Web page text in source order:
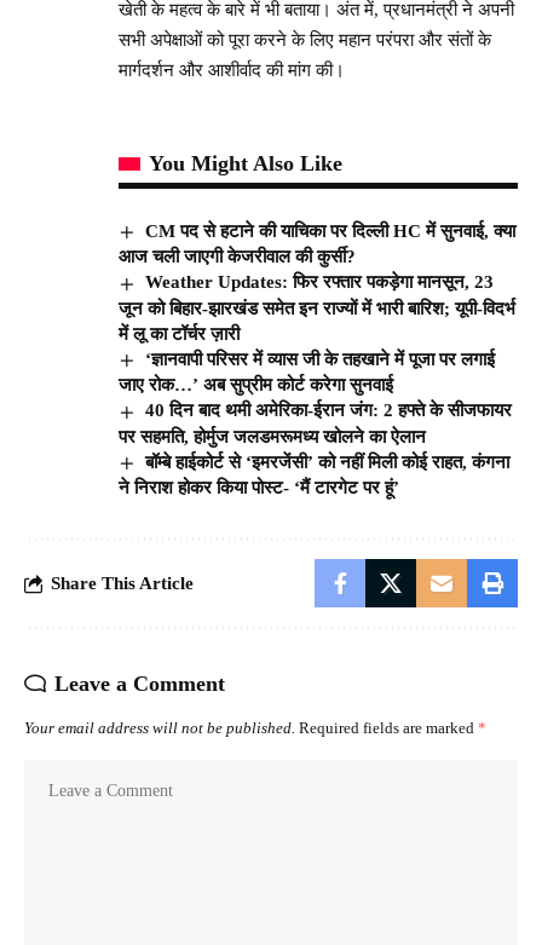
खेती के महत्व के बारे में भी बताया। अंत में, प्रधानमंत्री ने अपनी
सभी अपेक्षाओं को पूरा करने के लिए महान परंपरा और संतों के
मार्गदर्शन और आशीर्वाद की मांग की।
You Might Also Like
CM पद से हटाने की याचिका पर दिल्ली HC में सुनवाई, क्या
आज चली जाएगी केजरीवाल की कुर्सी?
Weather Updates: फिर रफ्तार पकड़ेगा मानसून, 23
जून को बिहार-झारखंड समेत इन राज्यों में भारी बारिश; यूपी-विदर्भ
में लू का टॉर्चर ज़ारी
‘ज्ञानवापी परिसर में व्यास जी के तहखाने में पूजा पर लगाई
जाए रोक…’ अब सुप्रीम कोर्ट करेगा सुनवाई
40 दिन बाद थमी अमेरिका-ईरान जंग: 2 हफ्ते के सीजफायर
पर सहमति, होर्मुज जलडमरूमध्य खोलने का ऐलान
बॉम्बे हाईकोर्ट से ‘इमरजेंसी’ को नहीं मिली कोई राहत, कंगना
ने निराश होकर किया पोस्ट- ‘मैं टारगेट पर हूं’
Share This Article
Leave a Comment
Your email address will not be published. Required fields are marked *